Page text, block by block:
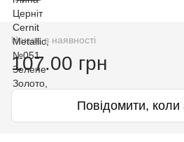
Немає в наявності
107.00 грн
Повідомити, коли